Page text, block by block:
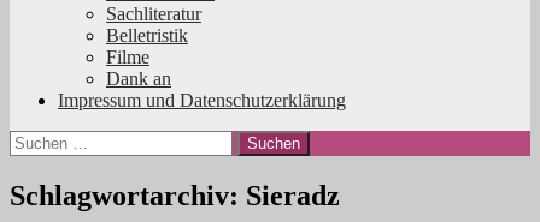
Sachliteratur
Belletristik
Filme
Dank an
Impressum und Datenschutzerklärung
Suchen
nach:
Schlagwortarchiv: Sieradz